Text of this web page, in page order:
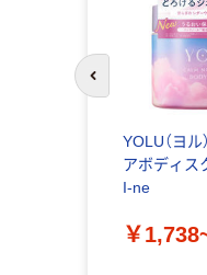
YOLU（ヨル
アボディス
I-ne
￥
前のスライドへ